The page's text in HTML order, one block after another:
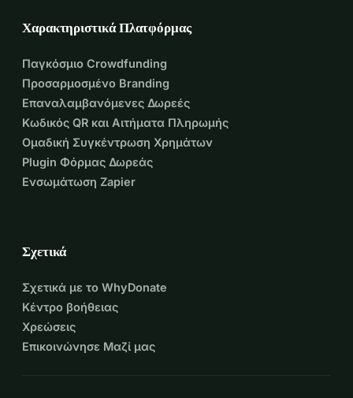
Να παίρνει καλύτερες προσωπικές
αποφάσεις και να συμβάλλει στην
κοινωνική ειρήνη.
$20 USD = 1 στρώμα γιόγκα για 1
συμμετέχοντα
online μαθημάτων
δασκάλου γιόγκα μέσα στη φυλακή
Δώστε τώρα και γίνετε μέρος της
Χαρακτηριστικά Πλατφόρμας
Παγκόσμιο Crowdfunding
Προσαρμοσμένο Branding
Επαναλαμβανόμενες Δωρεές
Κωδικός QR και Αιτήματα Πληρωμής
Ομαδική Συγκέντρωση Χρημάτων
Plugin Φόρμας Δωρεάς
Ενσωμάτωση Zapier
Σχετικά
Σχετικά με το WhyDonate
Κέντρο βοήθειας
Χρεώσεις
Επικοινώνησε Μαζί μας